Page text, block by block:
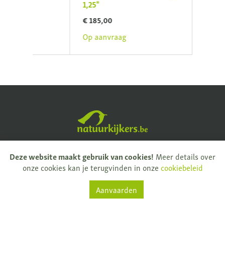
Op aanvraag
Natuurkijkers
Rijksweg 32
9681 Nukerke
+ 32 (0)55 61 33 13
Deze website maakt gebruik van cookies! Meer details over
onze cookies kan je terugvinden in onzecookiebeleid
Aanvaarden